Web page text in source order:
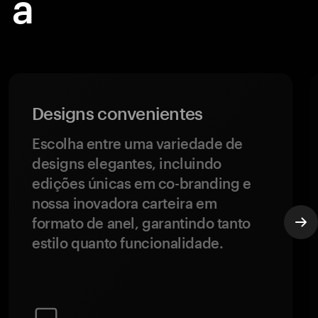
Designs convenientes
Escolha entre uma variedade de
designs elegantes, incluindo
edições únicas em co-branding e
nossa inovadora carteira em
formato de anel, garantindo tanto
estilo quanto funcionalidade.